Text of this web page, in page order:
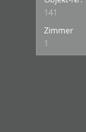
141
Zimmer
1